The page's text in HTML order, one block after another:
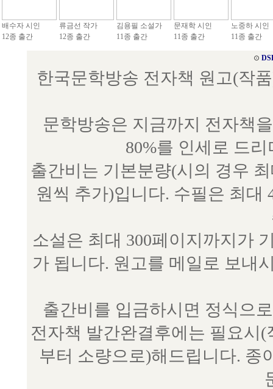
배수자 시인
12종 출간
류금선 작가
12종 출간
김용필 소설가
11종 출간
문재학 시인
11종 출간
노중하 시인
11종 출간
⊙
한국문학방송 전자책 원고(작
문학방송은 지금까지 전자책
80%를 인세로 드
출간비는 기본분량(시의 경우
원씩 추가)입니다. 수필은 최대
소설은 최대 300페이지까지가
가 됩니다. 원고를 메일로 보내
출간비를 입금하시면 정식으
전자책 발간완결후에는 필요시
부터 소량으로)해드립니다. 종